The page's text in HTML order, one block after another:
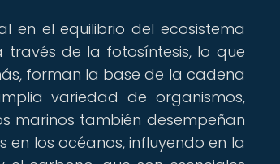
en el equilibrio del ecosistema
de la fotosíntesis, lo que
forman la base de la cadena
variedad de organismos,
marinos también desempeñan
los océanos, influyendo en la